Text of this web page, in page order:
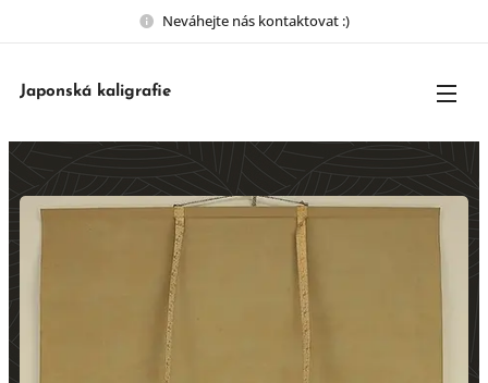
Neváhejte nás kontaktovat :)
Japonská kaligrafie